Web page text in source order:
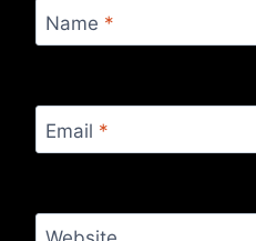
Name *
Email *